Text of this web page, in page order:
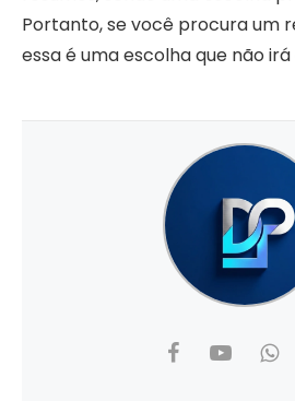
Portanto, se você procura um
essa é uma escolha que não